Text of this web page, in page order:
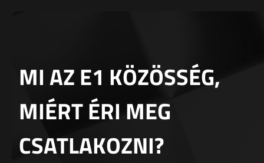
MI AZ E1 KÖZÖSSÉG,
MIÉRT ÉRI MEG
CSATLAKOZNI?